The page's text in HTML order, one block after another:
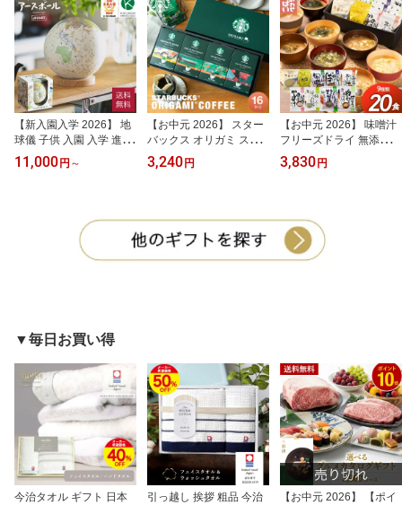
【新入園入学 2026】 地
球儀 子供 入園 入学 進級
ほぼ日のアースボール ジ
ャーニー 20cm 誕生日 祝
もちゃ 世界地図 地図 ほ
ぼ日 3D インテリア 景品
新築祝い 結婚内祝い 468
11,000 円 ～
【お中元 2026】 スター
バックス オリガミ スタ
バ コーヒー ドリップ ギ
フト SBXー30B (NYS) パ
祝い ご挨拶 引っ越し 引
越し 内祝い 香典返し 御
供 粗供養 詰め合わせ
3,240 円
【お中元 2026】 味噌汁
フリーズドライ 無添加
みそ汁 インスタント ギ
フト最強配送 【計20食
コスモス食品 国産 お供
え お供 香典返し 引越し
結婚 出産 快気 お礼
3,830 円
▼毎日お買い得
今治タオル ギフト 日本
引っ越し 挨拶 粗品 今治
【お中元 2026】 【ポイ